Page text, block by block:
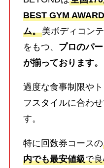
BEST GYM
ム。美ボディコン
をもつ、 プロのパ
が揃っております。
過度な食事制限や
フスタイルに合わ
す。
特に回数券コースの
内でも最安値級で